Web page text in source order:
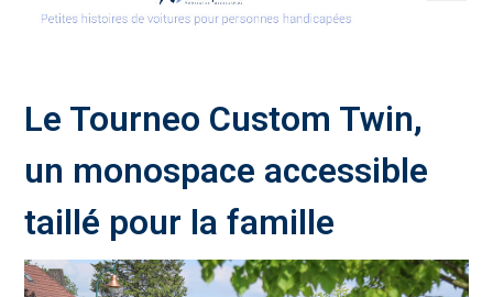
Le Tourneo Custom Twin,
un monospace accessible
taillé pour la famille